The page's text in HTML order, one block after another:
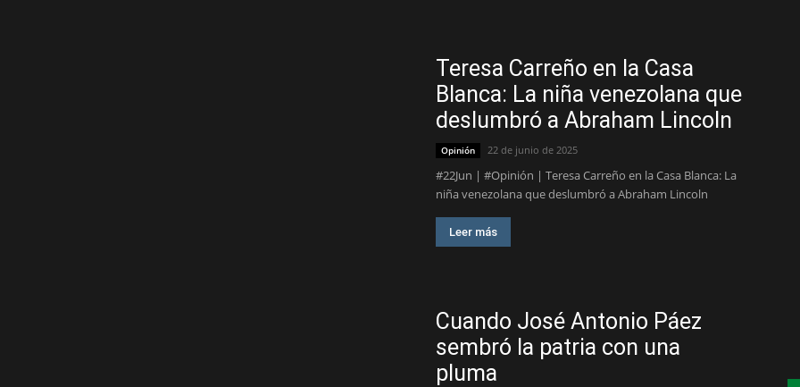
Teresa Carreño en la Casa
Blanca: La niña venezolana que
deslumbró a Abraham Lincoln
Opinión 22 de junio de 2025
#22Jun | #Opinión | Teresa Carreño en la Casa Blanca: La
niña venezolana que deslumbró a Abraham Lincoln
Leer más
Cuando José Antonio Páez
sembró la patria con una
pluma